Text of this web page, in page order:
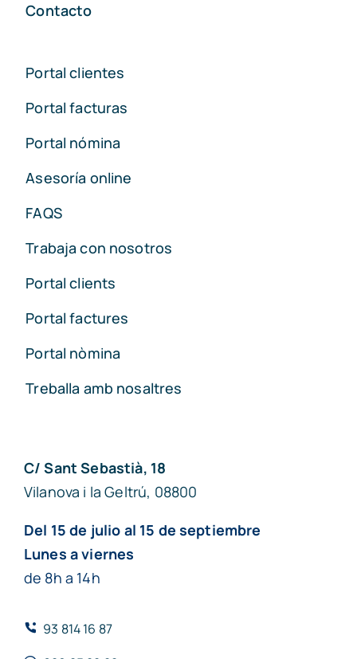
Contacto
Portal clientes
Portal facturas
Portal nómina
Asesoría online
FAQS
Trabaja con nosotros
Portal clients
Portal factures
Portal nòmina
Treballa amb nosaltres
C/ Sant Sebastià, 18
Vilanova i la Geltrú, 08800
Del 15 de julio al 15 de septiembre
Lunes a viernes
de 8h a 14h
93 814 16 87